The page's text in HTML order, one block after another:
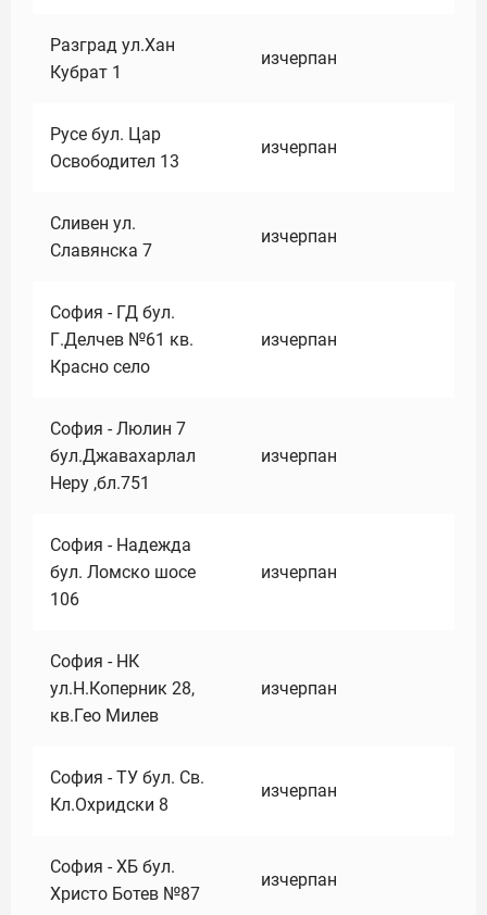
Разград ул.Хан
Кубрат 1
изчерпан
Русе бул. Цар
Освободител 13
изчерпан
Сливен ул.
Славянска 7
изчерпан
София - ГД бул.
Г.Делчев №61 кв.
Красно село
изчерпан
София - Люлин 7
бул.Джавахарлал
Неру ,бл.751
изчерпан
София - Надежда
бул. Ломско шосе
106
изчерпан
София - НК
ул.Н.Коперник 28,
кв.Гео Милев
изчерпан
София - ТУ бул. Св.
Кл.Охридски 8
изчерпан
София - ХБ бул.
Христо Ботев №87
изчерпан